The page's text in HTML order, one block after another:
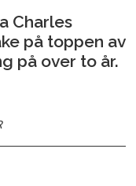
Charles
på toppen av
på over to år.